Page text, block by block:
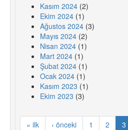
Kasım 2024 (2)
Ekim 2024 (1)
Ağustos 2024 (3)
Mayıs 2024 (2)
Nisan 2024 (1)
Mart 2024 (1)
Şubat 2024 (1)
Ocak 2024 (1)
Kasım 2023 (1)
Ekim 2023 (3)
« ilk ‹ önceki 1 2 3